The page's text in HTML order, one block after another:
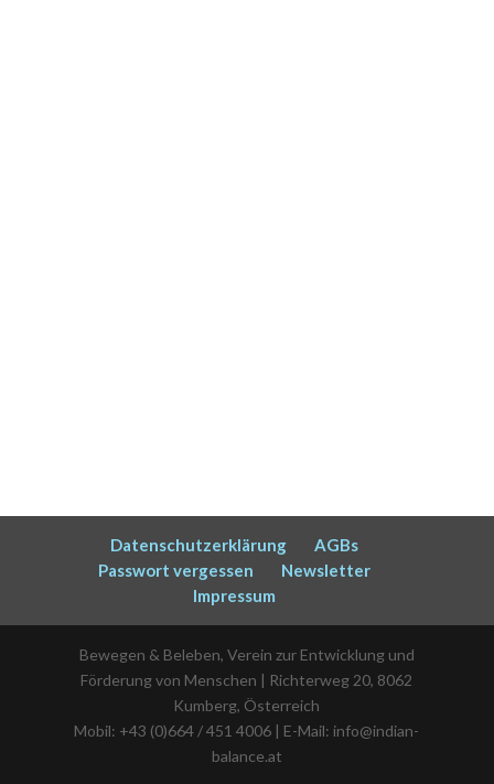
Datenschutzerklärung
AGBs
Passwort vergessen
Newsletter
Impressum
Bewegen & Beleben, Verein zur Entwicklung und
Förderung von Menschen | Richterweg 20, 8062
Kumberg, Österreich
Mobil: +43 (0)664 / 451 4006 | E-Mail: info@indian-
balance.at